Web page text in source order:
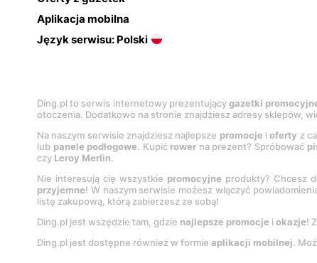
Aplikacja mobilna
Język serwisu: Polski
Ding.pl to serwis internetowy prezentującygazetki
otoczenia. Dodatkowo na stronie znajdziesz adresy sklepów,
Na naszym serwisie znajdziesz najlepsze promocje ioferty z
lub panele podłogowe. Kupić rower na prezent? Spróbować
czy Leroy Merlin.
Nie interesują cię wszystkie promocyjne produkty? Chcesz
przyjemne! W naszym serwisie możesz włączyć
listę zakupową, którą zabierzesz ze sobą!
Ding.pl jest wszędzie tam, gdzie najlepsze promocje i okazje!
Ding.pl jest dostępne również w formie aplikacji mobilnej.